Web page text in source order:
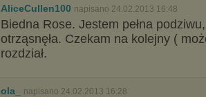
AliceCullen100 napisano 24.02.2013 16:48
Biedna Rose. Jestem pełna
otrząsnęła. Czekam na kolejny (
rozdział.
ola_ napisano 24.02.2013 16:28